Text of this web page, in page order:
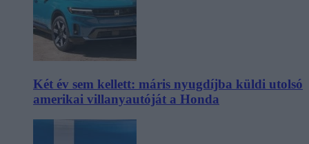
Két év sem kellett: máris nyugdíjba küldi utolsó
amerikai villanyautóját a Honda